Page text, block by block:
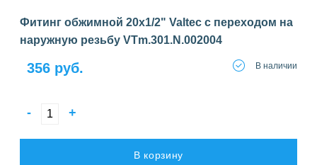
Фитинг обжимной 20х1/2" Valtec с переходом на
наружную резьбу VTm.301.N.002004
356 руб. В наличии
- +
В корзину